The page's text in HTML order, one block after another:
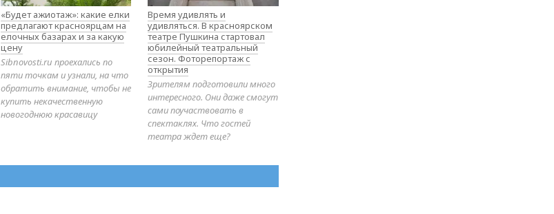
«Будет ажиотаж»: какие елки
предлагают красноярцам на
елочных базарах и за какую
цену
Sibnovosti.ru проехались по
пяти точкам и узнали, на что
обратить внимание, чтобы не
купить некачественную
новогоднюю красавицу
Время удивлять и
удивляться. В красноярском
театре Пушкина стартовал
юбилейный театральный
сезон. Фоторепортаж с
открытия
Зрителям подготовили много
интересного. Они даже смогут
сами поучаствовать в
спектаклях. Что гостей
театра ждет еще?